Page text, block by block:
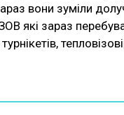
вони зуміли
які зараз